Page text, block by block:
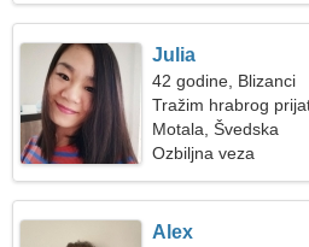
Julia
42 godine, Blizanci
Tražim hrabrog
Motala, Švedska
Ozbiljna veza
Alex